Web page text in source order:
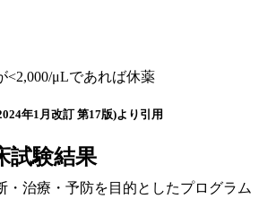
治療・予防を目的としたプログラム
<2,000/μLであれば休薬
年1月改訂 第17版)より引用
試験結果